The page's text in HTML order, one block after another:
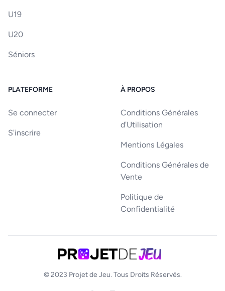
U19
U20
Séniors
PLATEFORME
Se connecter
S'inscrire
À PROPOS
Conditions Générales
d'Utilisation
Mentions Légales
Conditions Générales de
Vente
Politique de
Confidentialité
© 2023 Projet de Jeu. Tous Droits Réservés.